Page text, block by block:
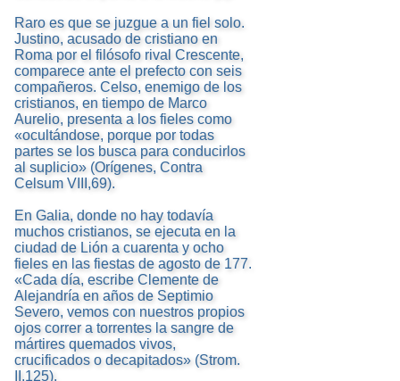
Raro es que se juzgue a un fiel solo.
Justino, acusado de cristiano en
Roma por el filósofo rival Crescente,
comparece ante el prefecto con seis
compañeros. Celso, enemigo de los
cristianos, en tiempo de Marco
Aurelio, presenta a los fieles como
«ocultándose, porque por todas
partes se los busca para conducirlos
al suplicio» (Orígenes, Contra
Celsum VIII,69).
En Galia, donde no hay todavía
muchos cristianos, se ejecuta en la
ciudad de Lión a cuarenta y ocho
fieles en las fiestas de agosto de 177.
«Cada día, escribe Clemente de
Alejandría en años de Septimio
Severo, vemos con nuestros propios
ojos correr a torrentes la sangre de
mártires quemados vivos,
crucificados o decapitados» (Strom.
II,125).